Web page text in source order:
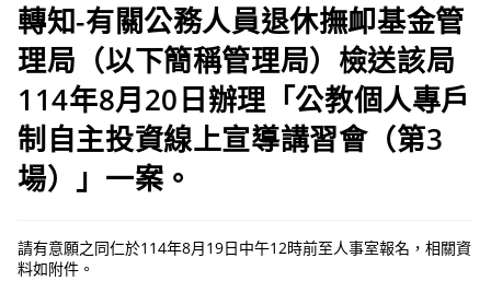
轉知-有關公務人員退休撫卹基金管
理局（以下簡稱管理局）檢送該局
114年8月20日辦理「公教個人專戶
制自主投資線上宣導講習會（第3
場）」一案。
請有意願之同仁於114年8月19日中午12時前至人事室報名，相關資
料如附件。